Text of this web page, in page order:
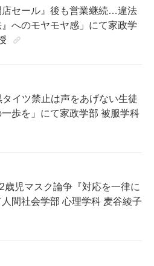
店セール』後も営業継続…違法
へのモヤモヤ感」にて家政学
タイツ禁止は声をあげない生徒
歩を」にて家政学部 被服学科
歳児マスク論争『対応を一律に
間社会学部 心理学科 麦谷綾子